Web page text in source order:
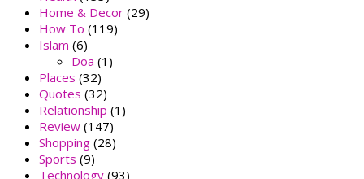
Home & Decor (29)
How To (119)
Islam (6)
Doa (1)
Places (32)
Quotes (32)
Relationship (1)
Review (147)
Shopping (28)
Sports (9)
Technology (93)